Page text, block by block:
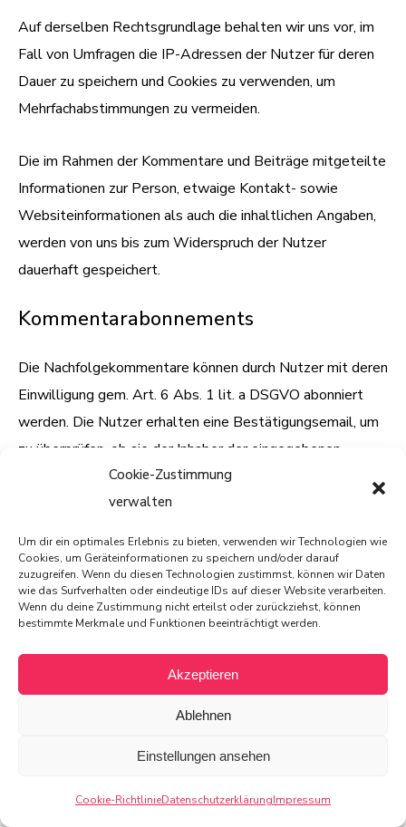
Cookie-Zustimmung
verwalten
Um dir ein optimales Erlebnis zu bieten, verwenden wir Technologien wie
Cookies, um Geräteinformationen zu speichern und/oder darauf
zuzugreifen. Wenn du diesen Technologien zustimmst, können wir Daten
wie das Surfverhalten oder eindeutige IDs auf dieser Website verarbeiten.
Wenn du deine Zustimmung nicht erteilst oder zurückziehst, können
bestimmte Merkmale und Funktionen beeinträchtigt werden.
Akzeptieren
Ablehnen
Einstellungen ansehen
Cookie-RichtlinieDatenschutzerklärungImpressum
Auf derselben Rechtsgrundlage behalten wir uns vor, im
Fall von Umfragen die IP-Adressen der Nutzer für deren
Dauer zu speichern und Cookies zu verwenden, um
Mehrfachabstimmungen zu vermeiden.
Die im Rahmen der Kommentare und Beiträge mitgeteilte
Informationen zur Person, etwaige Kontakt- sowie
Websiteinformationen als auch die inhaltlichen Angaben,
werden von uns bis zum Widerspruch der Nutzer
dauerhaft gespeichert.
Kommentarabonnements
Die Nachfolgekommentare können durch Nutzer mit deren
Einwilligung gem. Art. 6 Abs. 1 lit. a DSGVO abonniert
werden. Die Nutzer erhalten eine Bestätigungsemail, um
zu überprüfen, ob sie der Inhaber der eingegebenen
Emailadresse sind. Nutzer können laufende
Kommentarabonnements jederzeit abbestellen. Die
Widerrufsmöglichkeiten enthalten. Für die Zwecke des
Nachweises der Einwilligung der Nutzer, speichern wir den
Anmeldezeitpunkt nebst der IP-Adresse der Nutzer und
Abonnement abmelden.
Sie können den Empfang unseres Abonnements jederzeit
kündigen, d.h. Ihre Einwilligungen widerrufen. Wir können
Grundlage unserer berechtigten Interessen speichern